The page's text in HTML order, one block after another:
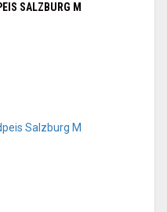
SALZBURG M